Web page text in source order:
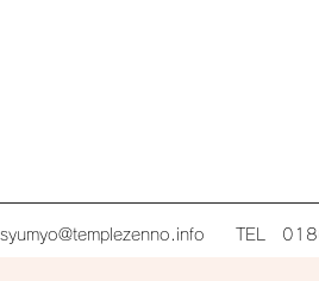
syumyo@templezenno.info TEL